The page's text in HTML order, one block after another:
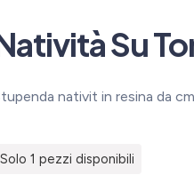
Su
nativit in resina da
Solo 1 pezzi disponibili